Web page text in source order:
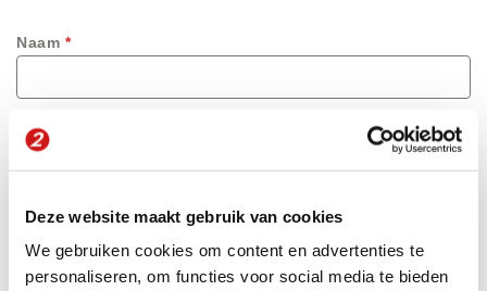
Deze website maakt gebruik van cookies
We gebruiken cookies om content en advertenties te
personaliseren, om functies voor social media te bieden
Naam *
Bedrijf
Functie